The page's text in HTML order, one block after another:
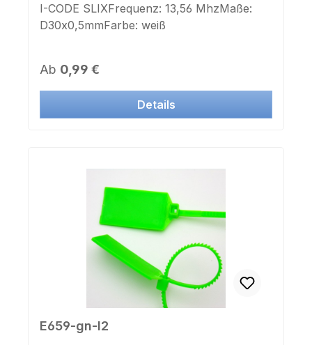
I-CODE SLIXFrequenz: 13,56 MhzMaße:
D30x0,5mmFarbe: weiß
Regulärer Preis:
Ab 0,99 €
Details
E659-gn-I2